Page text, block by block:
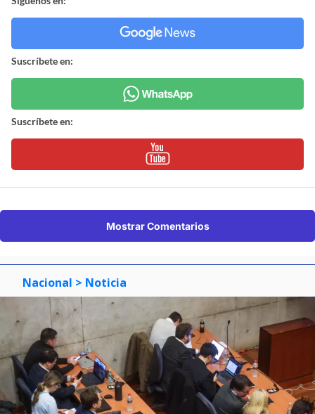
Suscríbete en:
Suscríbete en:
Mostrar Comentarios
Nacional > Noticia